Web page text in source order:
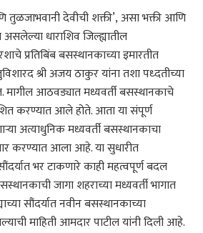
तुळजाभवानी देवीची शक्ती’, असा भक्ती आणि
धाराशिव जिल्ह्यातील
प्रतिबिंब बसस्थानकाच्या इमारतीत
श्री अजय ठाकुर यांना तशा पध्दतीच्या
आठवड्यात मध्यवर्ती बसस्थानकाचे
करण्यात आले होते. आता या संपूर्ण
अत्याधुनिक मध्यवर्ती बसस्थानकाचा
करण्यात आला आहे. या सुधारीत
भर टाकणारे काही महत्वपूर्ण बदल
जागा शहराच्या मध्यवर्ती भागात
सौंदर्यात नवीन बसस्थानकाच्या
माहिती आमदार पाटील यांनी दिली आहे.